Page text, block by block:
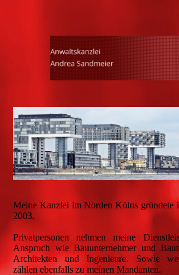
Meine Kanzlei im Norden Kölns gründete
2003.
Privatpersonen nehmen meine
Anspruch wie Bauunternehmer und
Architekten und Ingenieure. Sowie
zählen ebenfalls zu meinen Mandanten.